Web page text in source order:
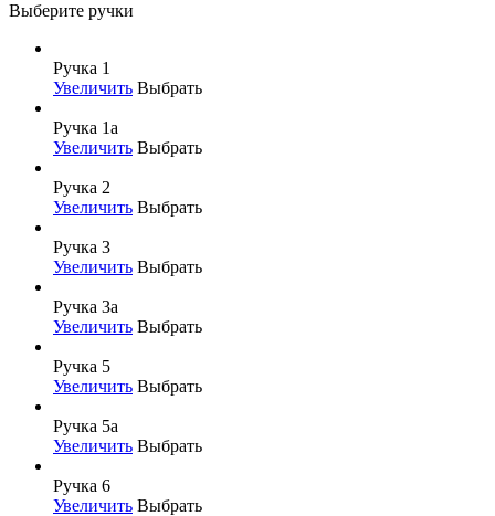
Выберите ручки
Ручка 1
Увеличить Выбрать
Ручка 1а
Увеличить Выбрать
Ручка 2
Увеличить Выбрать
Ручка 3
Увеличить Выбрать
Ручка 3а
Увеличить Выбрать
Ручка 5
Увеличить Выбрать
Ручка 5а
Увеличить Выбрать
Ручка 6
Увеличить Выбрать